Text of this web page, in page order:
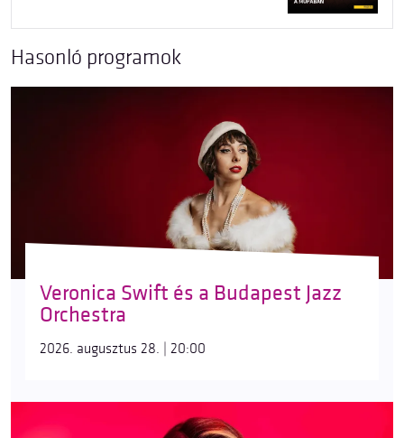
Hasonló programok
Veronica Swift és a Budapest Jazz
Orchestra
2026. augusztus 28. | 20:00